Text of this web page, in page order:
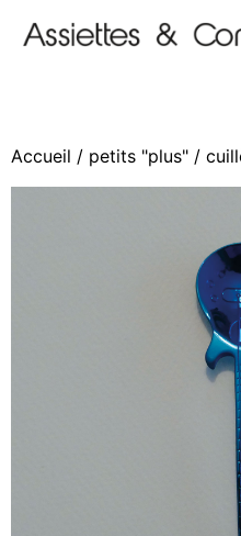
Accueil / petits "plus" /